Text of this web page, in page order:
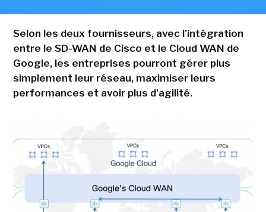
Selon les deux fournisseurs, avec l'intégration
entre le SD-WAN de Cisco et le Cloud WAN de
Google, les entreprises pourront gérer plus
simplement leur réseau, maximiser leurs
performances et avoir plus d'agilité.